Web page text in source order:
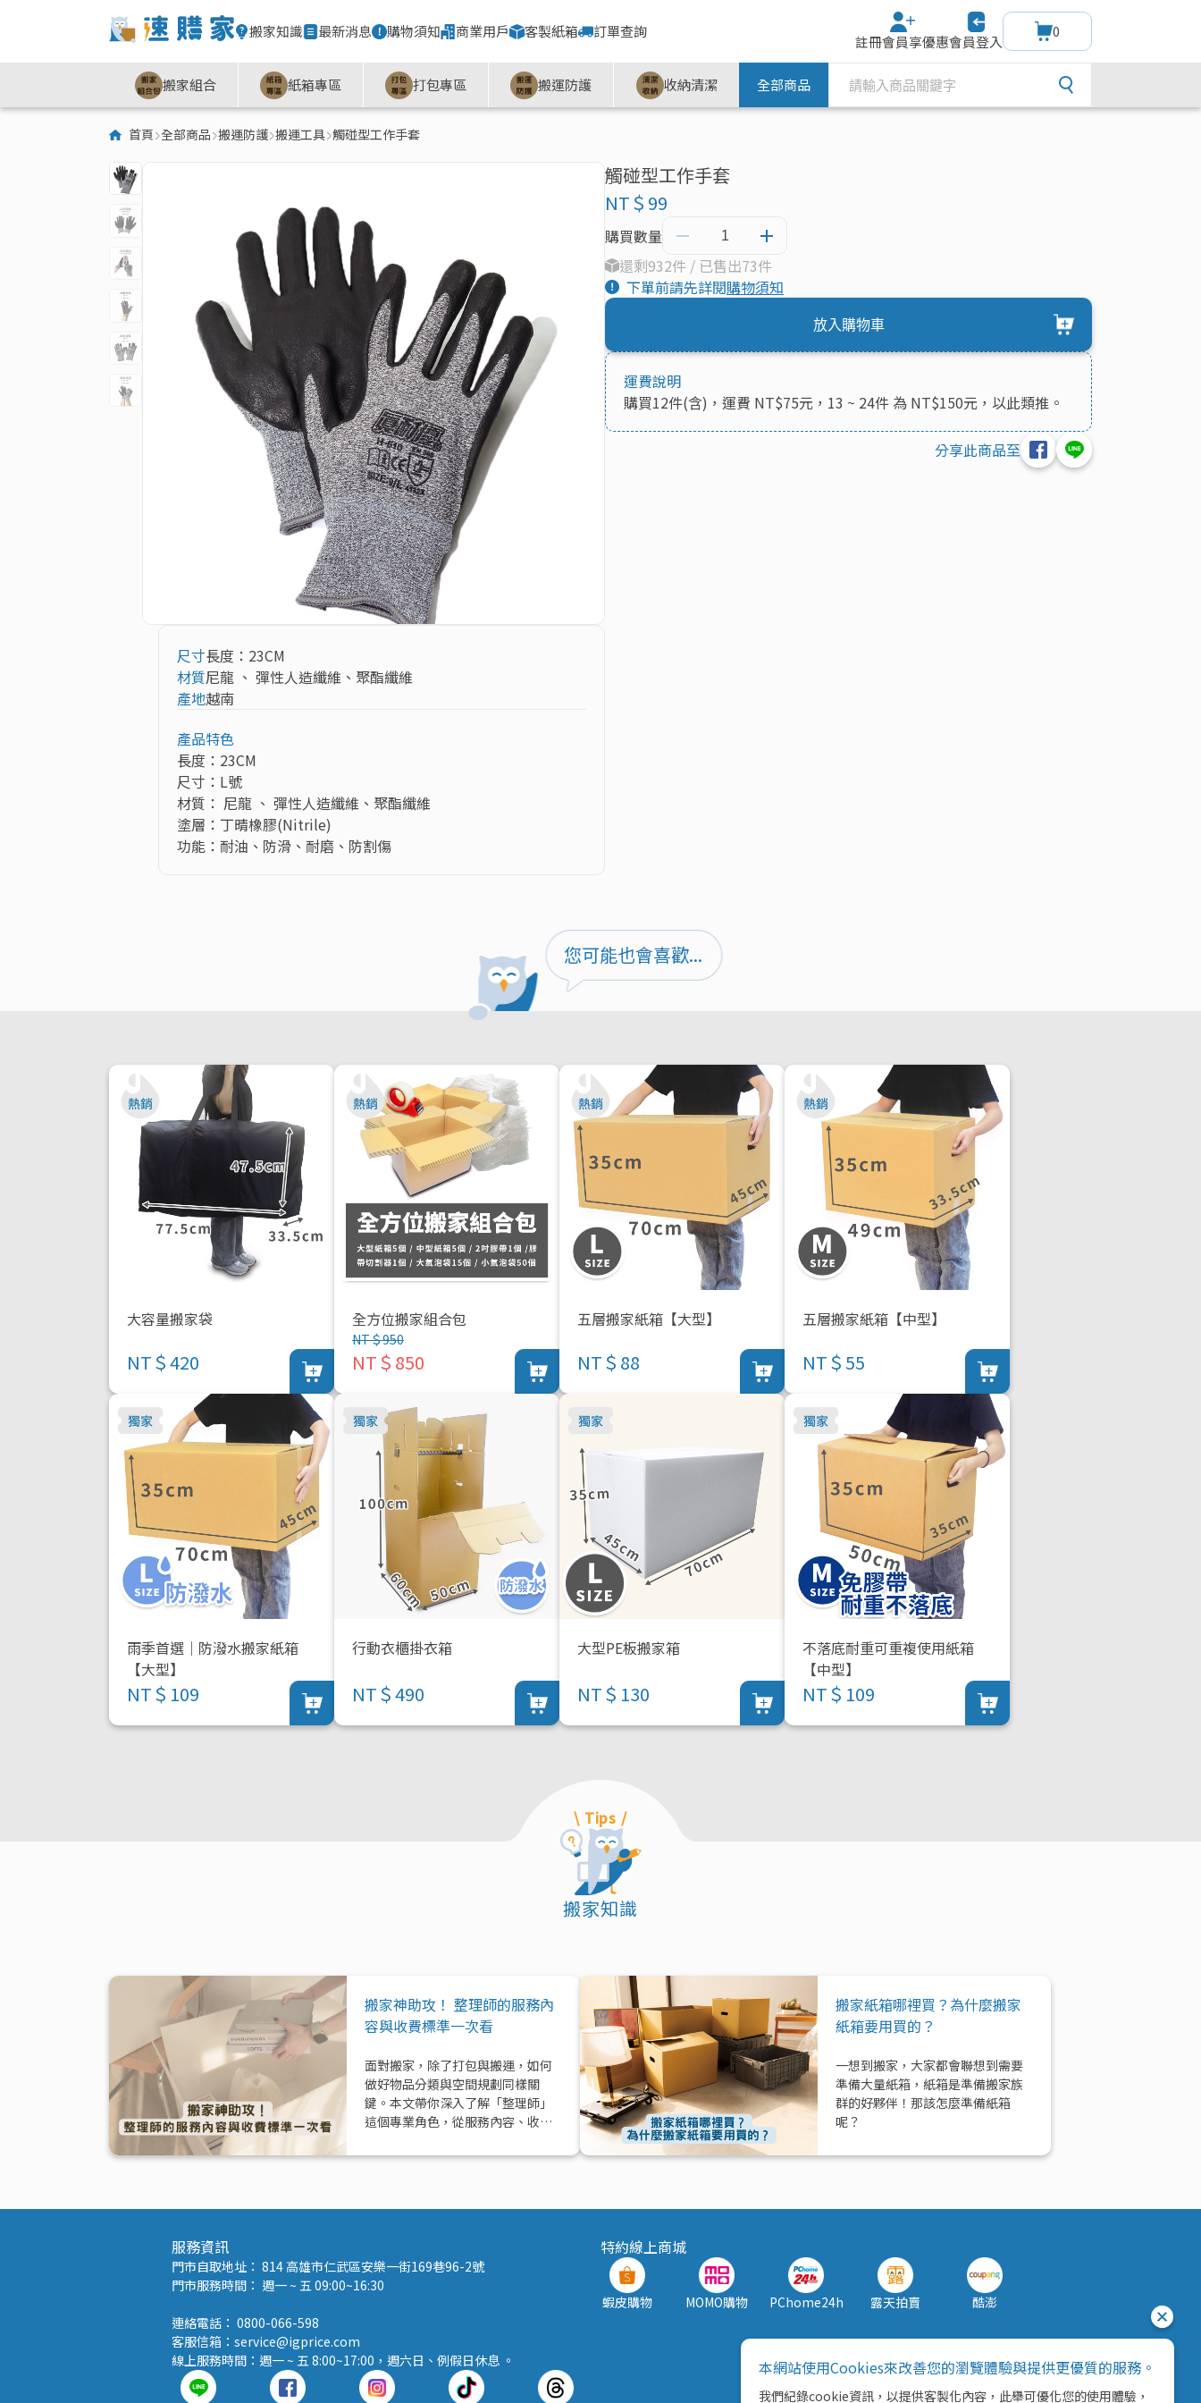
搬家知識 最新消息 購物須知 商業用戶 客製紙箱 訂單查詢
註冊會員享優惠會員登入
0
搬家組合 紙箱專區 打包專區 搬運防護 收納清潔 全部商品
首頁 全部商品 搬運防護 搬運工具 觸碰型工作手套
尺寸長度：23CM
材質尼龍 、 彈性人造纖維、聚酯纖維
產地越南
產品特色
長度：23CM
尺寸：L號
材質： 尼龍 、 彈性人造纖維、聚酯纖維
塗層：丁晴橡膠(Nitrile)
功能：耐油、防滑、耐磨、防割傷
觸碰型工作手套
NT＄99
購買數量
還剩932件 / 已售出73件
下單前請先詳閱購物須知
放入購物車
運費說明
購買12件(含)，運費 NT$75元，13 ~ 24件 為 NT$150元，以此類推。
分享此商品至
您可能也會喜歡...
大容量搬家袋
NT＄420
全方位搬家組合包
NT＄950
NT＄850
五層搬家紙箱【大型】
NT＄88
五層搬家紙箱【中型】
NT＄55
雨季首選｜防潑水搬家紙箱
【大型】
NT＄109
行動衣櫃掛衣箱
NT＄490
大型PE板搬家箱
NT＄130
不落底耐重可重複使用紙箱
【中型】
NT＄109
\ Tips /
搬家知識
搬家神助攻！ 整理師的服務內
容與收費標準一次看
面對搬家，除了打包與搬運，如何
做好物品分類與空間規劃同樣關
鍵。本文帶你深入了解「整理師」
這個專業角色，從服務內容、收費
與加值效益，一次解析！
搬家紙箱哪裡買？為什麼搬家
紙箱要用買的？
一想到搬家，大家都會聯想到需要
準備大量紙箱，紙箱是準備搬家族
群的好夥伴！那該怎麼準備紙箱
呢？
服務資訊
門市自取地址： 814 高雄市仁武區安樂一街169巷96-2號
門市服務時間： 週一 ~ 五 09:00~16:30
連絡電話： 0800-066-598
客服信箱：service@igprice.com
線上服務時間：週一 ~ 五 8:00~17:00，週六日、例假日休息 。
特約線上商城
蝦皮購物 MOMO購物 PChome24h 露天拍賣 酷澎
本網站使用Cookies來改善您的瀏覽體驗與提供更優質的服務。
我們紀錄cookie資訊，以提供客製化內容，此舉可優化您的使用體驗，